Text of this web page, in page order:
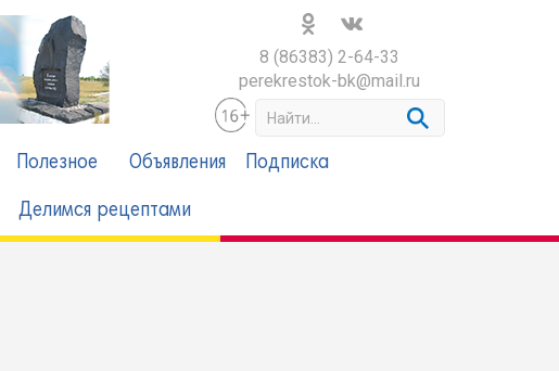
8 (86383) 2-64-33
perekrestok-bk@mail.ru
a
Полезное Объявления Подписка
Делимся рецептами